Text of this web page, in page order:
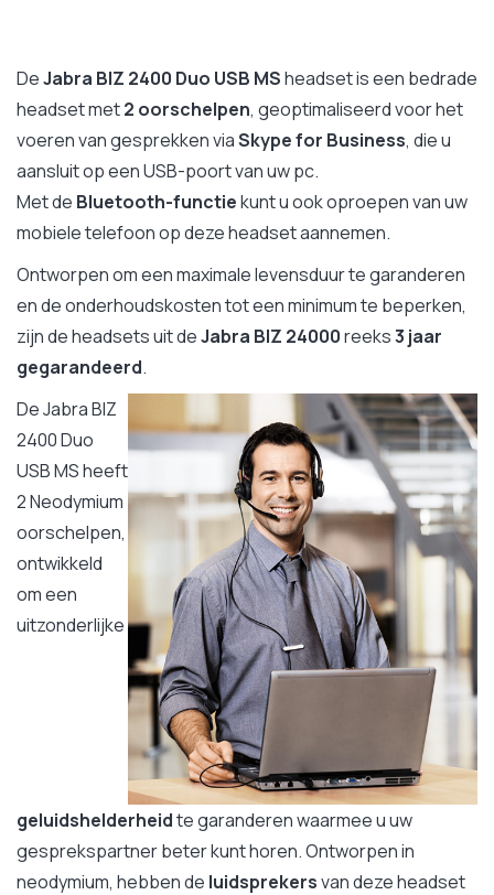
DeJabra BIZ 2400 Duo USB MSheadset is een bedrade
headset met2 oorschelpen, geoptimaliseerd voor het
voeren van gesprekken viaSkype for Business, die u
aansluit op een USB-poort van uw pc.
Met de Bluetooth-functiekunt u ook oproepen van uw
mobiele telefoon op deze headset aannemen.
Ontworpen om een maximale levensduur te garanderen
en de onderhoudskosten tot een minimum te beperken,
zijn de headsets uit deJabra BIZ 24000reeks3 jaar
gegarandeerd.
De Jabra BIZ
2400 Duo
USB MS heeft
2 Neodymium
oorschelpen,
ontwikkeld
om een
uitzonderlijke
geluidshelderheidte garanderen waarmee u uw
gesprekspartner beter kunt horen. Ontworpen in
neodymium, hebben de luidsprekersvan deze headset